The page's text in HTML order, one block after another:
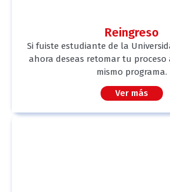
Reingreso
Si fuiste estudiante de la
ahora deseas retomar tu proceso
mismo programa.
Ver más